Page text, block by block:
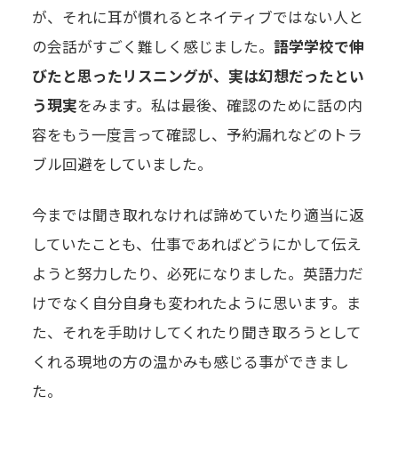
が、それに耳が慣れるとネイティブではない人と
の会話がすごく難しく感じました。 語学学校で伸
びたと思ったリスニングが、実は幻想だったとい
う現実をみます。私は最後、確認のために話の内
容をもう一度言って確認し、予約漏れなどのトラ
ブル回避をしていました。
今までは聞き取れなければ諦めていたり適当に返
していたことも、仕事であればどうにかして伝え
ようと努力したり、必死になりました。英語力だ
けでなく自分自身も変われたように思います。ま
た、それを手助けしてくれたり聞き取ろうとして
くれる現地の方の温かみも感じる事ができまし
た。